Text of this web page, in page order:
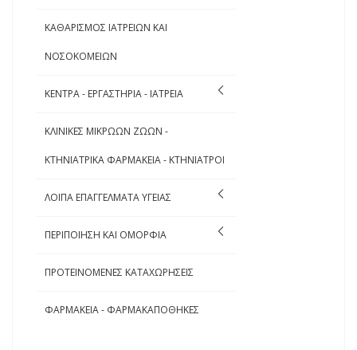
ΚΑΘΑΡΙΣΜΟΣ ΙΑΤΡΕΙΩΝ ΚΑΙ
ΝΟΣΟΚΟΜΕΙΩΝ
ΚΕΝΤΡΑ - ΕΡΓΑΣΤΗΡΙΑ - ΙΑΤΡΕΙΑ
ΚΛΙΝΙΚΕΣ ΜΙΚΡΩΩΝ ΖΩΩΝ -
ΚΤΗΝΙΑΤΡΙΚΑ ΦΑΡΜΑΚΕΙΑ - ΚΤΗΝΙΑΤΡΟΙ
ΛΟΙΠΑ ΕΠΑΓΓΕΛΜΑΤΑ ΥΓΕΙΑΣ
ΠΕΡΙΠΟΙΗΣΗ ΚΑΙ ΟΜΟΡΦΙΑ
ΠΡΟΤΕΙΝΟΜΕΝΕΣ ΚΑΤΑΧΩΡΗΣΕΙΣ
ΦΑΡΜΑΚΕΙΑ - ΦΑΡΜΑΚΑΠΟΘΗΚΕΣ